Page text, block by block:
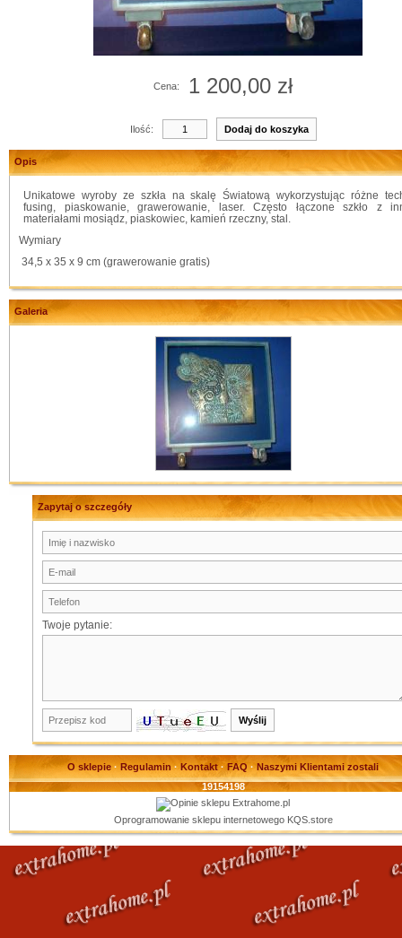
Cena: 1 200,00 zł
Ilość:
Opis
Unikatowe wyroby ze szkła na skalę Światową wykorzystując różne
fusing, piaskowanie, grawerowanie, laser. Często łączone szkło z
materiałami mosiądz, piaskowiec, kamień rzeczny, stal.
Wymiary
34,5 x 35 x 9 cm (grawerowanie gratis)
Galeria
Zapytaj o szczegóły
Twoje pytanie:
O sklepie ·Regulamin·Kontakt· FAQ ·Naszymi Klientami zostali
19154198
Oprogramowanie sklepu internetowegoKQS.store